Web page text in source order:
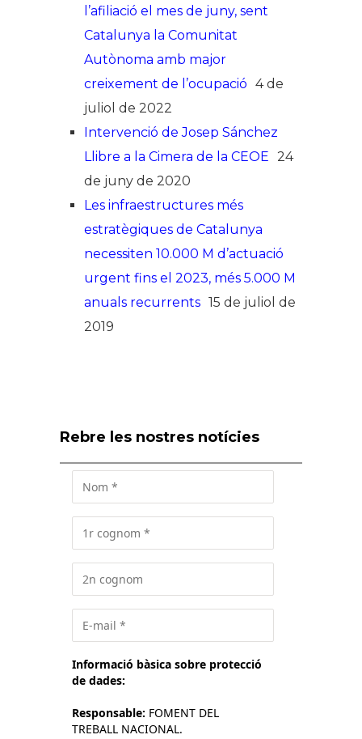
l’afiliació el mes de juny, sent
Catalunya la Comunitat
Autònoma amb major
creixement de l’ocupació 4 de
juliol de 2022
Intervenció de Josep Sánchez
Llibre a la Cimera de la CEOE 24
de juny de 2020
Les infraestructures més
estratègiques de Catalunya
necessiten 10.000 M d’actuació
urgent fins el 2023, més 5.000 M
anuals recurrents 15 de juliol de
2019
Rebre les nostres notícies
Informació bàsica sobre protecció
de dades:
Responsable: FOMENT DEL
TREBALL NACIONAL.